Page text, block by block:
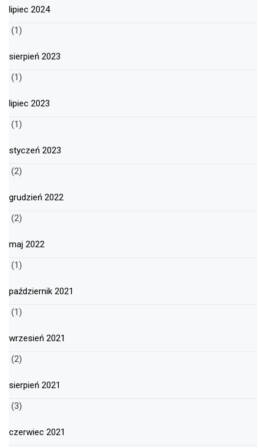
lipiec 2024
(1)
sierpień 2023
(1)
lipiec 2023
(1)
styczeń 2023
(2)
grudzień 2022
(2)
maj 2022
(1)
październik 2021
(1)
wrzesień 2021
(2)
sierpień 2021
(3)
czerwiec 2021